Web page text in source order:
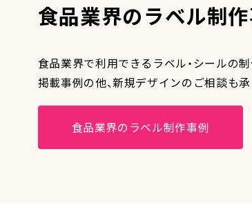
食品業界のラベル制
食品業界で利用できるラベル・シールの
掲載事例の他、新規デザインのご相談も承
食品業界のラベル制作事例